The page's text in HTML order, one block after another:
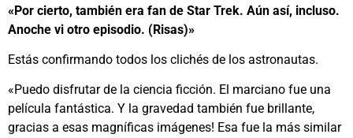
«Por cierto, también era fan de Star Trek. Aún así, incluso.
Anoche vi otro episodio. (Risas)»
Estás confirmando todos los clichés de los astronautas.
«Puedo disfrutar de la ciencia ficción. El marciano fue una
película fantástica. Y la gravedad también fue brillante,
gracias a esas magníficas imágenes! Esa fue la más similar